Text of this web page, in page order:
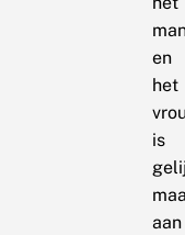
en
het
is
aan